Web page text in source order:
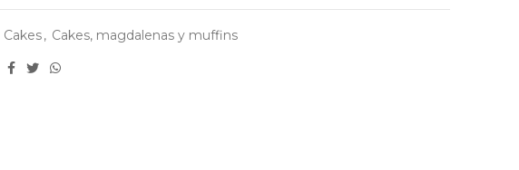
Cakes, Cakes, magdalenas y muffins